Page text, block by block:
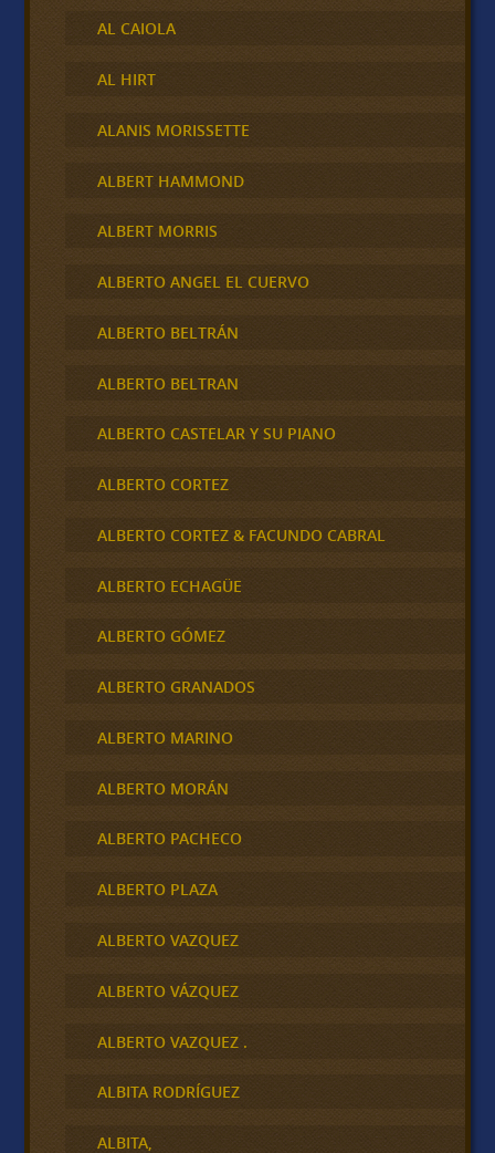
AL CAIOLA
AL HIRT
ALANIS MORISSETTE
ALBERT HAMMOND
ALBERT MORRIS
ALBERTO ANGEL EL CUERVO
ALBERTO BELTRÁN
ALBERTO BELTRAN
ALBERTO CASTELAR Y SU PIANO
ALBERTO CORTEZ
ALBERTO CORTEZ & FACUNDO CABRAL
ALBERTO ECHAGÜE
ALBERTO GÓMEZ
ALBERTO GRANADOS
ALBERTO MARINO
ALBERTO MORÁN
ALBERTO PACHECO
ALBERTO PLAZA
ALBERTO VAZQUEZ
ALBERTO VÁZQUEZ
ALBERTO VAZQUEZ .
ALBITA RODRÍGUEZ
ALBITA,